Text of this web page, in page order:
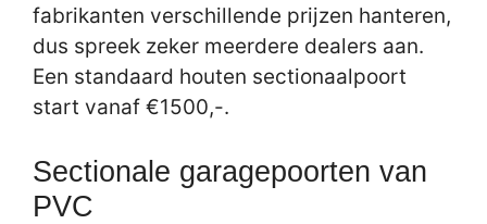
fabrikanten verschillende prijzen hanteren,
dus spreek zeker meerdere dealers aan.
Een standaard houten sectionaalpoort
start vanaf €1500,-.
Sectionale garagepoorten van
PVC